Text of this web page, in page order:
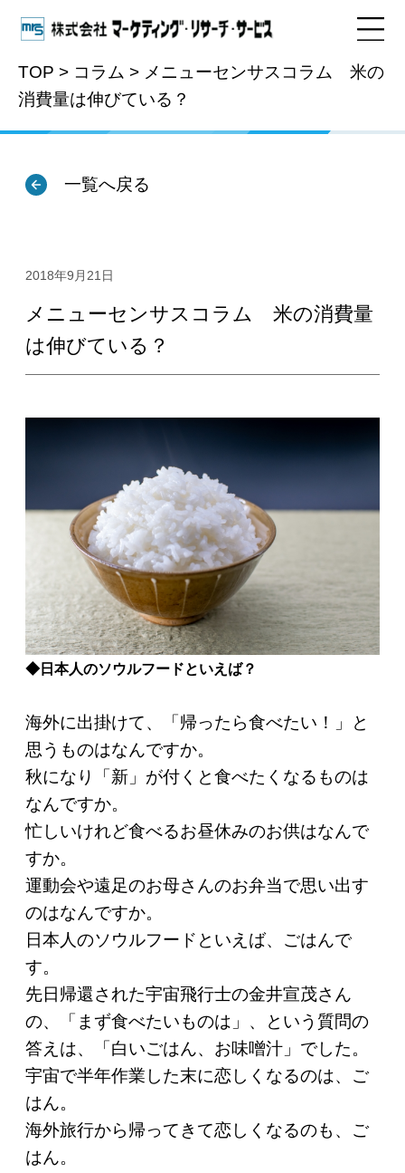
TOP > コラム > メニューセンサスコラム 米の
消費量は伸びている？
マーケティングリサーチコラム
一覧へ戻る
2018年9月21日
メニューセンサスコラム 米の消費量
は伸びている？
◆日本人のソウルフードといえば？
海外に出掛けて、「帰ったら食べたい！」と
思うものはなんですか。
秋になり「新」が付くと食べたくなるものは
なんですか。
忙しいけれど食べるお昼休みのお供はなんで
すか。
運動会や遠足のお母さんのお弁当で思い出す
のはなんですか。
日本人のソウルフードといえば、ごはんで
す。
先日帰還された宇宙飛行士の金井宣茂さん
の、「まず食べたいものは」、という質問の
答えは、「白いごはん、お味噌汁」でした。
宇宙で半年作業した末に恋しくなるのは、ご
はん。
海外旅行から帰ってきて恋しくなるのも、ご
はん。